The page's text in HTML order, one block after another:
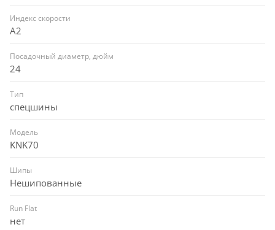
Индекс скорости
A2
Посадочный диаметр, дюйм
24
Тип
спецшины
Модель
KNK70
Шипы
Нешипованные
Run Flat
нет